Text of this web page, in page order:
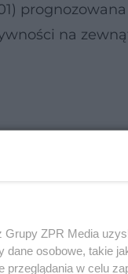
prognozowana
na
Grupy ZPR Media
osobowe, takie
przeglądania w celu